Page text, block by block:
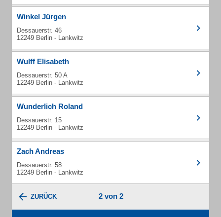
Winkel Jürgen
Dessauerstr. 46
12249 Berlin - Lankwitz
Wulff Elisabeth
Dessauerstr. 50 A
12249 Berlin - Lankwitz
Wunderlich Roland
Dessauerstr. 15
12249 Berlin - Lankwitz
Zach Andreas
Dessauerstr. 58
12249 Berlin - Lankwitz
ZURÜCK 2 von 2